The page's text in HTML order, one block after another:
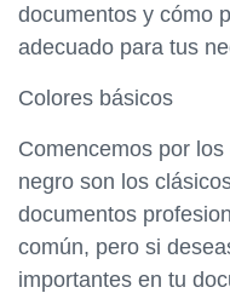
documentos y cómo
adecuado para tus
Colores básicos
Comencemos por
negro son los
documentos
común, pero si
importantes en tu